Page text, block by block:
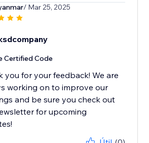
/ Mar 25, 2025
Certified Code
you for your feedback! We are
working on to improve our
and be sure you check out
for upcoming